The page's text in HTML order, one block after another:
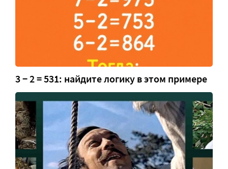
3 − 2 = 531: найдите логику в этом примере